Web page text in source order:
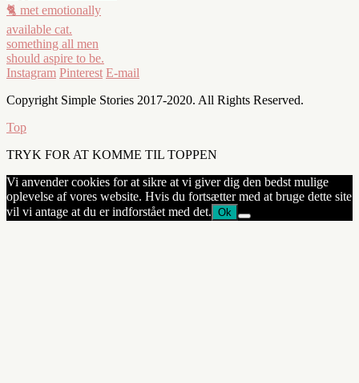
Instagram Pinterest E-mail
Copyright Simple Stories 2017-2020. All Rights Reserved.
Top
TRYK FOR AT KOMME TIL TOPPEN
Vi anvender cookies for at sikre at vi giver dig den bedst mulige
oplevelse af vores website. Hvis du fortsætter med at bruge dette site
vil vi antage at du er indforstået med det. Ok